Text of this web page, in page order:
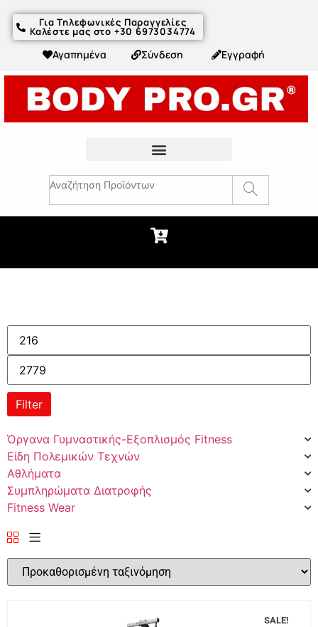
Για Τηλεφωνικές Παραγγελίες
Καλέστε μας στο +30 6973034774
Αγαπημένα Σύνδεση Εγγραφή
Filter
Όργανα Γυμναστικής-Εξοπλισμός Fitness
Είδη Πολεμικών Τεχνών
Αθλήματα
Συμπληρώματα Διατροφής
Fitness Wear
SALE!